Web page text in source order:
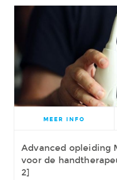
MEER INFO
Advanced opleiding
voor de
2]